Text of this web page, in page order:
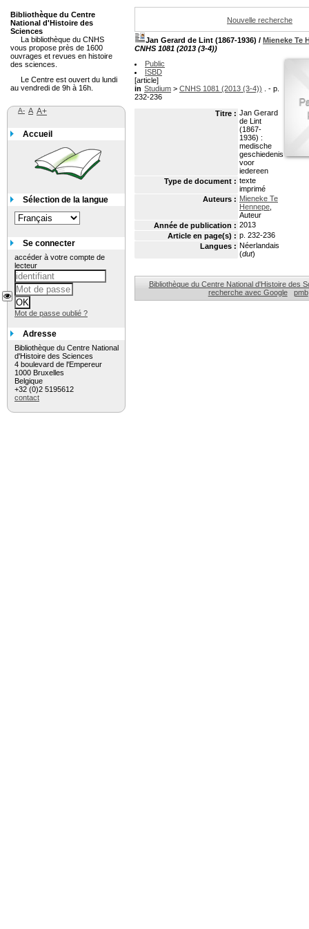
Nouvelle recherche
Jan Gerard de Lint (1867-1936) / Mieneke Te
CNHS 1081 (2013 (3-4))
Public
ISBD
[article]
in Studium > CNHS 1081 (2013 (3-4)) . - p.
232-236
Titre : Jan Gerard
de Lint
(1867-
1936) :
medische
geschiedenis
voor
iedereen
Type de document : texte
imprimé
Auteurs : Mieneke Te
Hennepe
Auteur
Année de publication : 2013
Article en page(s) : p. 232-236
Langues : Néerlandais
(dut)
Bibliothèque du Centre National d'Histoire des
recherche avec Google
pmb
Bibliothèque du Centre
National d'Histoire des
Sciences
La bibliothèque du CNHS
vous propose près de 1600
ouvrages et revues en histoire
des sciences.
Le Centre est ouvert du lundi
au vendredi de 9h à 16h.
A- A A+
Accueil
Sélection de la langue
Se connecter
accéder à votre compte de
lecteur
Mot de passe oublié ?
Adresse
Bibliothèque du Centre National
d'Histoire des Sciences
4 boulevard de l'Empereur
1000 Bruxelles
Belgique
+32 (0)2 5195612
contact